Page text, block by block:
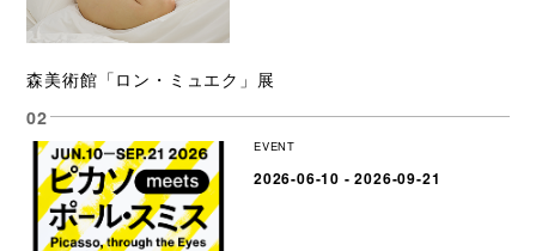
森美術館「ロン・ミュエク」展
EVENT
2026-06-10 - 2026-09-21